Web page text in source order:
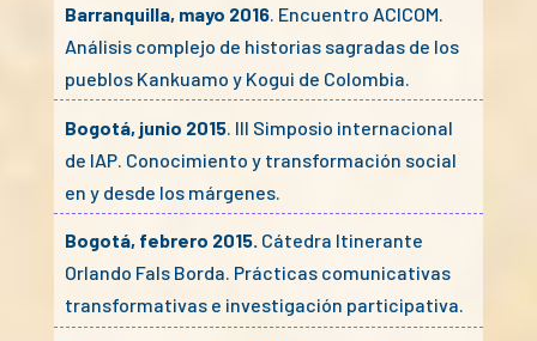
Barranquilla, mayo 2016. Encuentro ACICOM.
Análisis complejo de historias sagradas de los
pueblos Kankuamo y Kogui de Colombia.
Bogotá, junio 2015. III Simposio internacional
de IAP. Conocimiento y transformación social
en y desde los márgenes.
Bogotá, febrero 2015. Cátedra Itinerante
Orlando Fals Borda. Prácticas comunicativas
transformativas e investigación participativa.